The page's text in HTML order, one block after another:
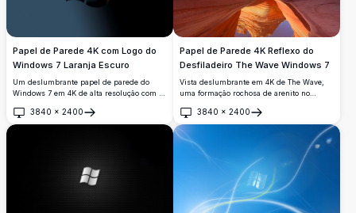
Papel de Parede 4K com Logo do
Windows 7 Laranja Escuro
Um deslumbrante papel de parede do
Windows 7 em 4K de alta resolução com o
elegante tema escuro com um brilhante
destaque laranja, sobre um dramático
3840 × 2400
Abrir
Papel de Parede 4K Reflexo do
Desfiladeiro The Wave Windows 7
Vista deslumbrante em 4K de The Wave,
uma formação rochosa de arenito no
laranjas vibrantes e onduladas refletidas
em uma piscina tranquila de água sob um
céu azul e límpido.
3840 × 2400
Abrir